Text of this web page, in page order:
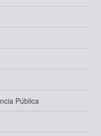
Pública